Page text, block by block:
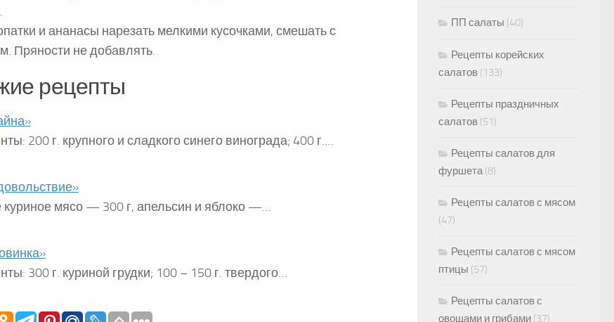
и ананасы нарезать мелкими кусочками, смешать с
Пряности не добавлять.
рецепты
200 г. крупного и сладкого синего винограда; 400 г.…
куриное мясо — 300 г, апельсин и яблоко —…
300 г. куриной грудки; 100 – 150 г. твердого…
ПП салаты (40)
Рецепты корейских
салатов (133)
Рецепты праздничных
салатов (51)
Рецепты салатов для
фуршета(8)
Рецепты салатов с мясом
(47)
Рецепты салатов с мясом
птицы (57)
Рецепты салатов с
овощами и грибами (37)